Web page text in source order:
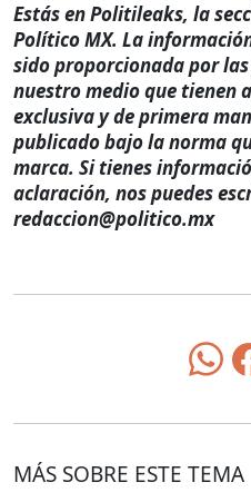
Estás en Politileaks, la
Político MX. La
sido proporcionada por
nuestro medio que tienen
exclusiva y de primera
publicado bajo la norma
marca. Si tienes
aclaración, nos puedes
redaccion@politico.mx
MÁS SOBRE ESTE TEMA